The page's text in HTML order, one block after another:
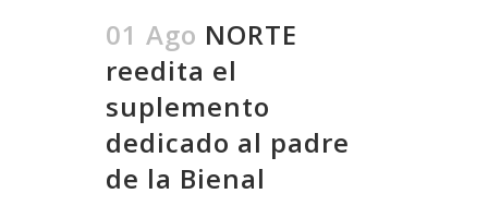
01 Ago NORTE
reedita el
suplemento
dedicado al padre
de la Bienal